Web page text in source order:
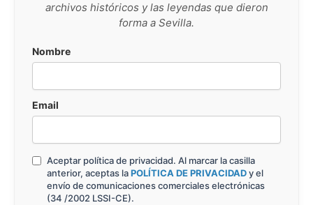
archivos históricos y las leyendas que dieron
forma a Sevilla.
Nombre
Email
Aceptar política de privacidad. Al marcar la casilla
anterior, aceptas laPOLÍTICA DE PRIVACIDADy el
envío de comunicaciones comerciales electrónicas
(34 /2002 LSSI-CE).